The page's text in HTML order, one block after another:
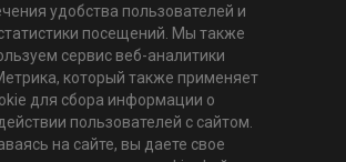
удобства пользователей и
посещений. Мы также
сервис веб-аналитики
который также применяет
для сбора информации о
пользователей с сайтом.
на сайте, вы даете свое